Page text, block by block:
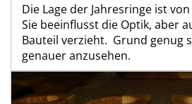
Die Lage der Jahresringe ist
Sie beeinflusst die Optik, aber
Bauteil verzieht. Grund genug
genauer anzusehen.